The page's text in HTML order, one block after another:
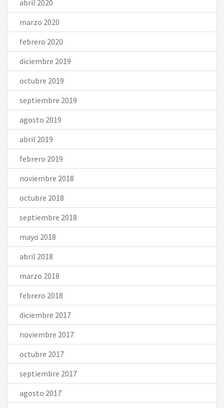
abril 2020
marzo 2020
febrero 2020
diciembre 2019
octubre 2019
septiembre 2019
agosto 2019
abril 2019
febrero 2019
noviembre 2018
octubre 2018
septiembre 2018
mayo 2018
abril 2018
marzo 2018
febrero 2018
diciembre 2017
noviembre 2017
octubre 2017
septiembre 2017
agosto 2017